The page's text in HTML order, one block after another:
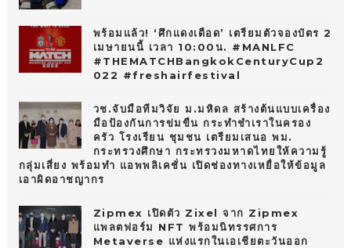
พร้อมแล้ว! ‘ศึกแดงเดือด’ เตรียมตัวจองบัตร 2
เมษายนนี้ เวลา 10:00น. #MANLFC
#THEMATCHBangkokCenturyCup2
022 #freshairfestival
วช.จับมือทีมวิจัย ม.มหิดล สร้างต้นแบบเครื่อง
มือป้องกันการข่มขืน กระทำชำเราในครอง
ครัว โรงเรียน ชุมชน เตรียมเสนอ พม.
กระทรวงศึกษา กระทรวงมหาดไทยให้ความรู้
กลุ่มเสี่ยง พร้อมทำ แอพพลิเคชั่น เปิดช่องทางเหยื่อให้ข้อมูล
เอาผิดอาชญากร
Zipmex เปิดตัว Zixel จาก Zipmex
แพลตฟอร์ม NFT พร้อมนิทรรศการ
Metaverse แห่งแรกในเอเชียตะวันออก